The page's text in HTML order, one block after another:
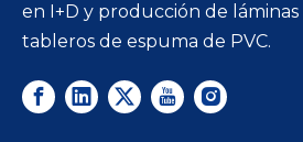
en I+D y producción de láminas
tableros de espuma de PVC.